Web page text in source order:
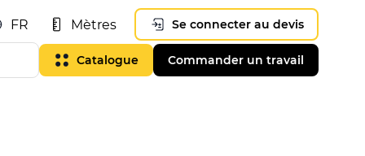
FR Mètres Se connecter au devis
Catalogue Commander un travail